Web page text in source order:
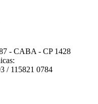
- CABA - CP 1428
/ 115821 0784